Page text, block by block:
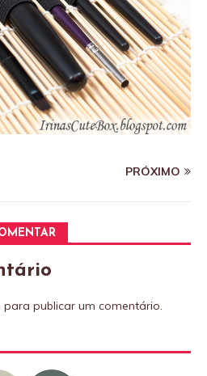
PRÓXIMO
para publicar um comentário.